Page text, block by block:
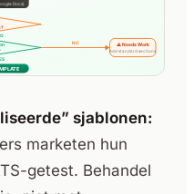
sjablonen:
marketen hun
getest. Behandel